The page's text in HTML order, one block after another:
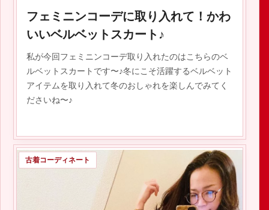
フェミニンコーデに取り入れて！かわ
いいベルベットスカート♪
私が今回フェミニンコーデ取り入れたのはこちらのベ
ルベットスカートです〜♪冬にこそ活躍するベルベット
アイテムを取り入れて冬のおしゃれを楽しんでみてく
ださいね〜♪
古着コーディネート